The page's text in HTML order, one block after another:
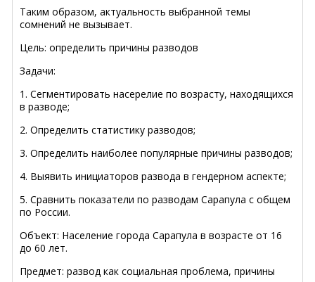
Таким образом, актуальность выбранной темы
сомнений не вызывает.
Цель: определить причины разводов
Задачи:
1. Сегментировать насерелие по возрасту, находящихся
в разводе;
2. Определить статистику разводов;
3. Определить наиболее популярные причины разводов;
4. Выявить инициаторов развода в гендерном аспекте;
5. Сравнить показатели по разводам Сарапула с общем
по России.
Объект: Население города Сарапула в возрасте от 16
до 60 лет.
Предмет: развод как социальная проблема, причины